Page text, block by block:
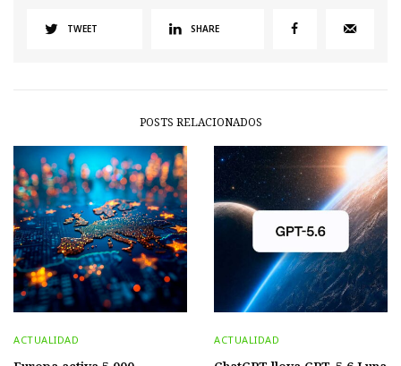
TWEET SHARE
POSTS RELACIONADOS
ACTUALIDAD ACTUALIDAD